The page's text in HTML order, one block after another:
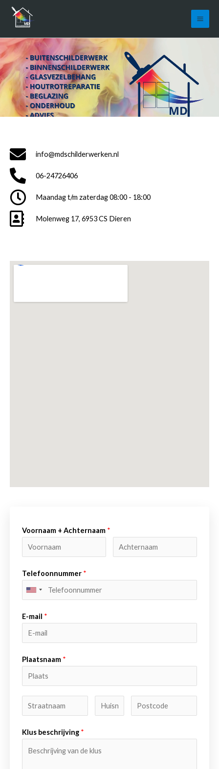
info@mdschilderwerken.nl
06-24726406
Maandag t/m zaterdag 08:00 - 18:00
Molenweg 17, 6953 CS Dieren
Voornaam + Achternaam *
Telefoonnummer *
E-mail *
Plaatsnaam *
Klus beschrijving *